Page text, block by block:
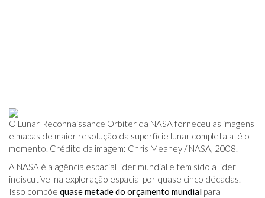
O Lunar Reconnaissance Orbiter da NASA forneceu as imagens
e mapas de maior resolução da superfície lunar completa até o
momento. Crédito da imagem: Chris Meaney / NASA, 2008.
A NASA é a agência espacial líder mundial e tem sido a líder
indiscutível na exploração espacial por quase cinco décadas.
Isso compõe quase metade do orçamento mundial para